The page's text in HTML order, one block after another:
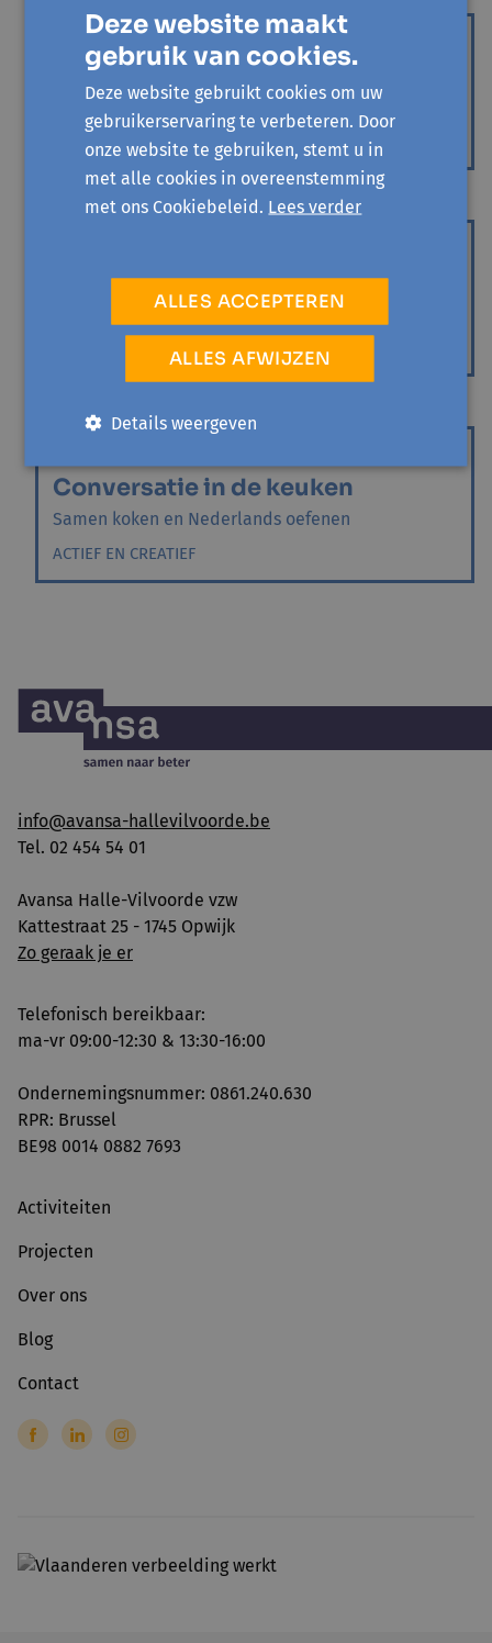
WEMMEL
di 17 november '26 - 1 sessie
Conversatie in de keuken
Samen koken en Nederlands oefenen
ACTIEF EN CREATIEF
WEMMEL
Conversatie in de keuken
Samen koken en Nederlands oefenen
ACTIEF EN CREATIEF
WEMMEL
Conversatie in de keuken
Samen koken en Nederlands oefenen
ACTIEF EN CREATIEF
info@avansa-hallevilvoorde.be
Tel. 02 454 54 01
Avansa Halle-Vilvoorde vzw
Kattestraat 25 - 1745 Opwijk
Zo geraak je er
Telefonisch bereikbaar:
ma-vr 09:00-12:30 & 13:30-16:00
Ondernemingsnummer: 0861.240.630
RPR: Brussel
BE98 0014 0882 7693
Activiteiten
Projecten
Over ons
Blog
Contact
Deze website maakt
gebruik van cookies.
Deze website gebruikt cookies om uw
gebruikerservaring te verbeteren. Door
onze website te gebruiken, stemt u in
met alle cookies in overeenstemming
met ons Cookiebeleid. Lees verder
ALLES ACCEPTEREN
ALLES AFWIJZEN
Details weergeven